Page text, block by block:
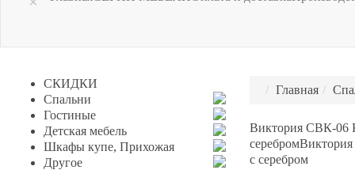
Главная
Виктория СВК-06
серебром
с серебром
СКИДКИ
Спальни
Гостиные
Детская мебель
Шкафы купе, Прихожая
Другое